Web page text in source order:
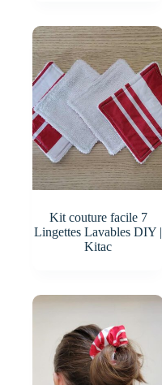
Kit couture facile 7
Lingettes Lavables DIY |
Kitac